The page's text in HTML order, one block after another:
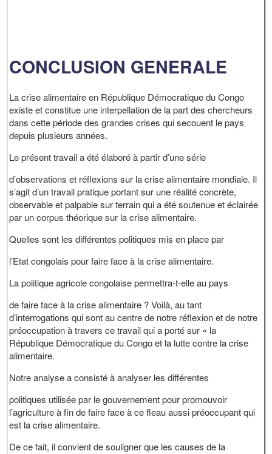
CONCLUSION GENERALE
La crise alimentaire en République Démocratique du Congo
existe et constitue une interpellation de la part des chercheurs
dans cette période des grandes crises qui secouent le pays
depuis plusieurs années.
Le présent travail a été élaboré à partir d’une série
d’observations et réflexions sur la crise alimentaire mondiale. Il
s’agit d’un travail pratique portant sur une réalité concrète,
observable et palpable sur terrain qui a été soutenue et éclairée
par un corpus théorique sur la crise alimentaire.
Quelles sont les différentes politiques mis en place par
l’Etat congolais pour faire face à la crise alimentaire.
La politique agricole congolaise permettra-t-elle au pays
de faire face à la crise alimentaire ? Voilà, au tant
d’interrogations qui sont au centre de notre réflexion et de notre
préoccupation à travers ce travail qui a porté sur « la
République Démocratique du Congo et la lutte contre la crise
alimentaire.
Notre analyse a consisté à analyser les différentes
politiques utilisée par le gouvernement pour promouvoir
l’agriculture à fin de faire face à ce fleau aussi préoccupant qui
est la crise alimentaire.
De ce fait, il convient de souligner que les causes de la